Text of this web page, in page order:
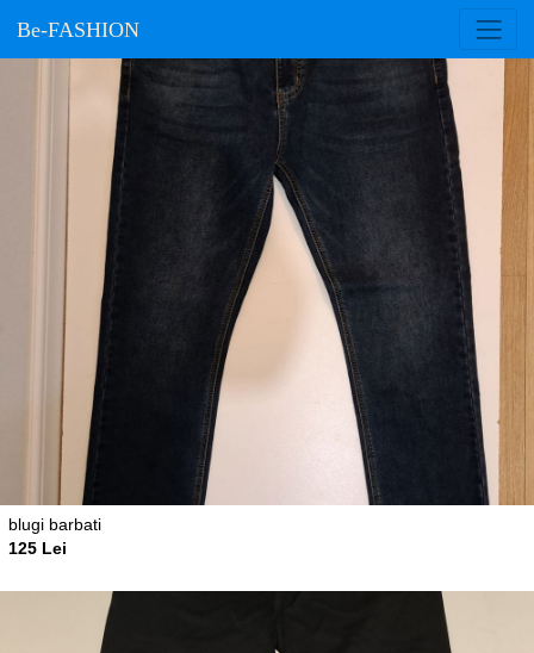
Be-FASHION
blugi barbati
125 Lei